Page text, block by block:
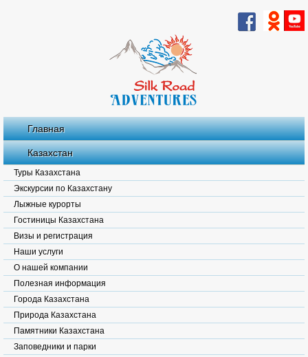
Главная
Казахстан
Туры Казахстана
Экскурсии по Казахстану
Лыжные курорты
Гостиницы Казахстана
Визы и регистрация
Наши услуги
О нашей компании
Полезная информация
Города Казахстана
Природа Казахстана
Памятники Казахстана
Заповедники и парки